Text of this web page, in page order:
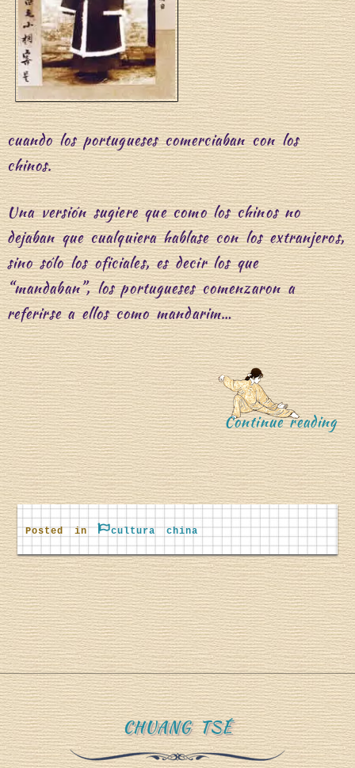
e
J
i
n
g
”
cuando los portugueses comerciaban con los
chinos.
Una versión sugiere que como los chinos no
dejaban que cualquiera hablase con los extranjeros,
sino sólo los oficiales, es decir los que
“mandaban”, los portugueses comenzaron a
referirse a ellos como mandarim…
Continue reading“
I
d
Posted in cultura china
CHUANG TSÉ